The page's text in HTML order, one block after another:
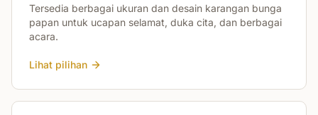
Tersedia berbagai ukuran dan desain karangan bunga
papan untuk ucapan selamat, duka cita, dan berbagai
acara.
Lihat pilihan